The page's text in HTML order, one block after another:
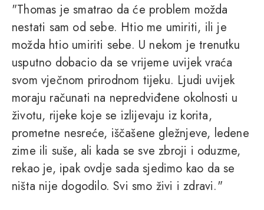
"Thomas je smatrao da će problem možda
nestati sam od sebe. Htio me umiriti, ili je
možda htio umiriti sebe. U nekom je trenutku
usputno dobacio da se vrijeme uvijek vraća
svom vječnom prirodnom tijeku. Ljudi uvijek
moraju računati na nepredviđene okolnosti u
životu, rijeke koje se izlijevaju iz korita,
prometne nesreće, iščašene gležnjeve, ledene
zime ili suše, ali kada se sve zbroji i oduzme,
rekao je, ipak ovdje sada sjedimo kao da se
ništa nije dogodilo. Svi smo živi i zdravi."